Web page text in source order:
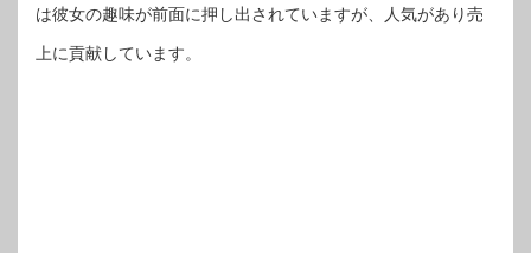
は彼女の趣味が前面に押し出されていますが、人気があり売
上に貢献しています。